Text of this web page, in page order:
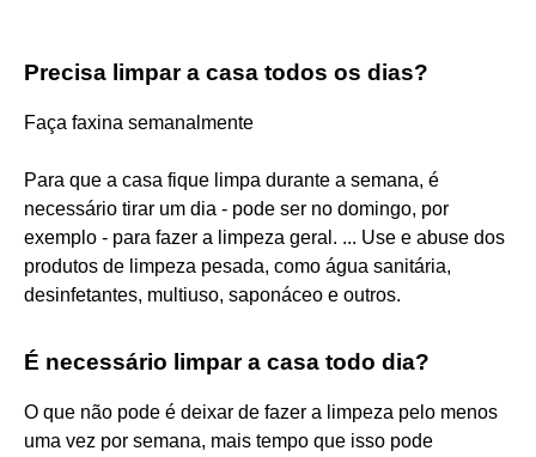
Precisa limpar a casa todos os dias?
Faça faxina semanalmente
Para que a casa fique limpa durante a semana, é
necessário tirar um dia - pode ser no domingo, por
exemplo - para fazer a limpeza geral. ... Use e abuse dos
produtos de limpeza pesada, como água sanitária,
desinfetantes, multiuso, saponáceo e outros.
É necessário limpar a casa todo dia?
O que não pode é deixar de fazer a limpeza pelo menos
uma vez por semana, mais tempo que isso pode